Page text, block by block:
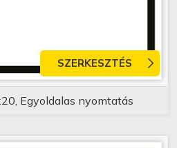
Egyoldalas nyomtatás
SZERKESZTÉS